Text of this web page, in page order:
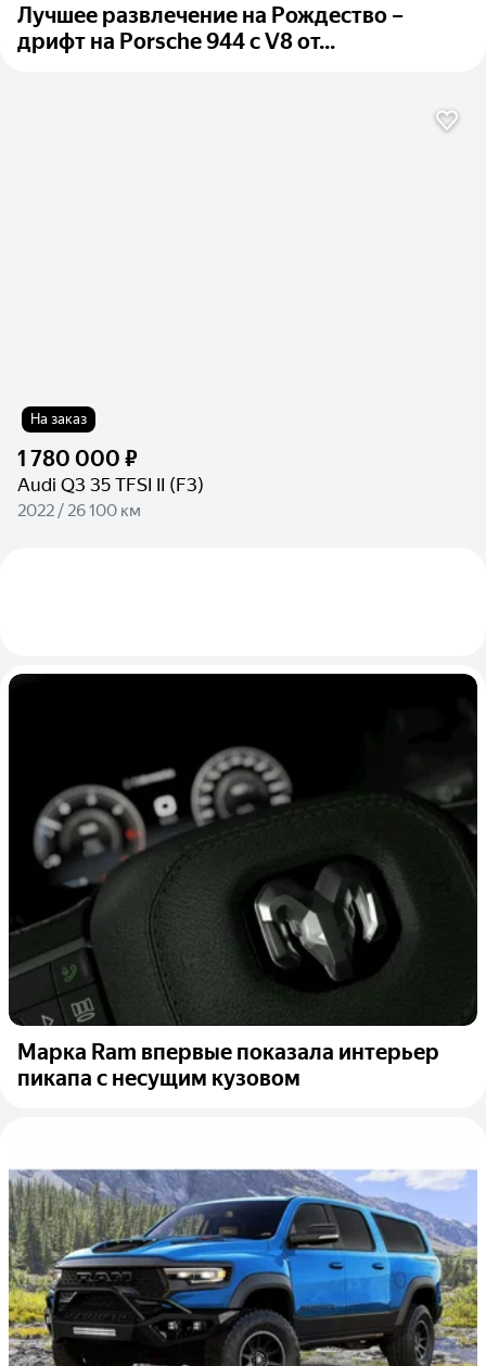
Лучшее развлечение на Рождество –
дрифт на Porsche 944 c V8 от...
На заказ
1 780 000 ₽
Audi Q3 35 TFSI II (F3)
2022 / 26 100 км
Марка Ram впервые показала интерьер
пикапа с несущим кузовом